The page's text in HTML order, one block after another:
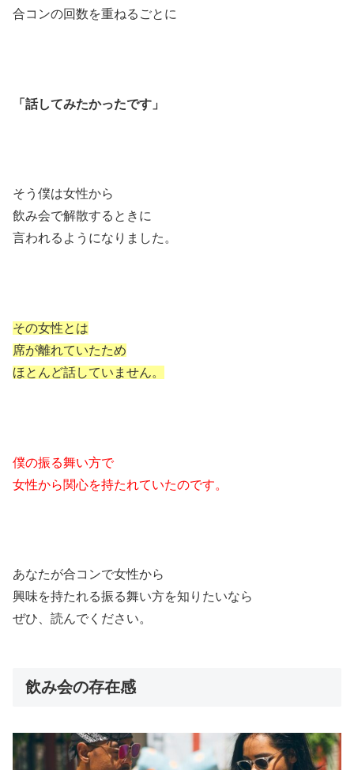
合コンの回数を重ねるごとに
「話してみたかったです」
そう僕は女性から
飲み会で解散するときに
言われるようになりました。
その女性とは
席が離れていたため
ほとんど話していません。
僕の振る舞い方で
女性から関心を持たれていたのです。
あなたが合コンで女性から
興味を持たれる振る舞い方を知りたいなら
ぜひ、読んでください。
飲み会の存在感